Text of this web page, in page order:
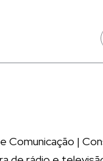
Comunicação |